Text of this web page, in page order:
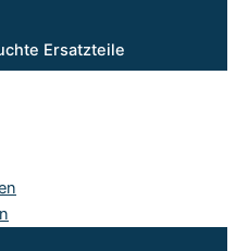
Ersatzteile